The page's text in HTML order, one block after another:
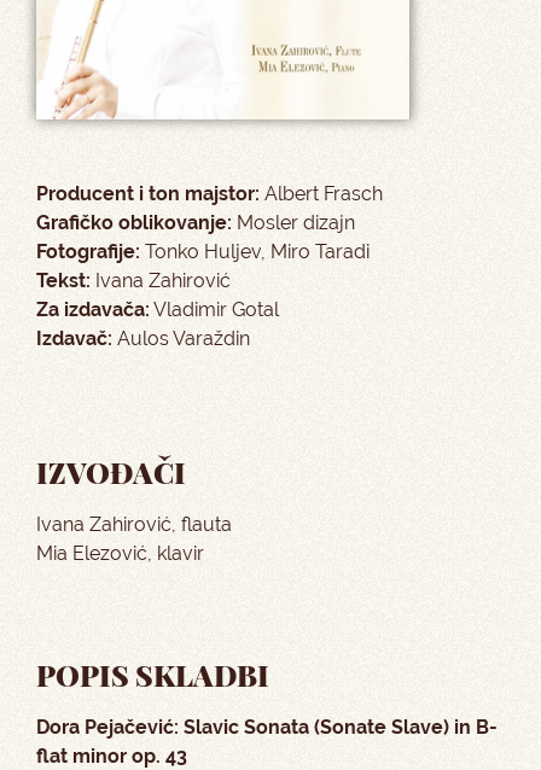
Producent i ton majstor: Albert Frasch
Grafičko oblikovanje: Mosler dizajn
Fotografije: Tonko Huljev, Miro Taradi
Tekst: Ivana Zahirović
Za izdavača: Vladimir Gotal
Izdavač: Aulos Varaždin
IZVOĐAČI
Ivana Zahirović, flauta
Mia Elezović, klavir
POPIS SKLADBI
Dora Pejačević: Slavic Sonata (Sonate Slave) in B-
flat minor op. 43